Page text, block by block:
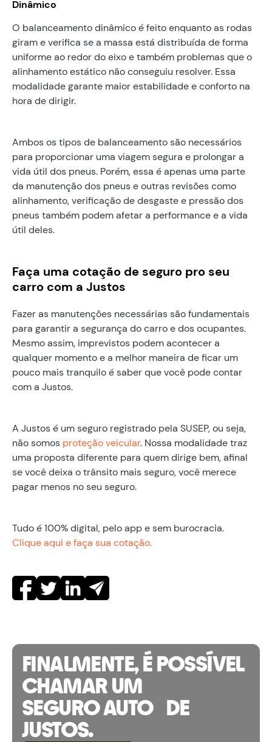
Dinâmico
O balanceamento dinâmico é feito enquanto as rodas
giram e verifica se a massa está distribuída de forma
uniforme ao redor do eixo e também problemas que o
alinhamento estático não conseguiu resolver. Essa
modalidade garante maior estabilidade e conforto na
hora de dirigir.
Ambos os tipos de balanceamento são necessários
para proporcionar uma viagem segura e prolongar a
vida útil dos pneus. Porém, essa é apenas uma parte
da manutenção dos pneus e outras revisões como
alinhamento, verificação de desgaste e pressão dos
pneus também podem afetar a performance e a vida
útil deles.
Faça uma cotação de seguro pro seu
carro com a Justos
Fazer as manutenções necessárias são fundamentais
para garantir a segurança do carro e dos ocupantes.
Mesmo assim, imprevistos podem acontecer a
qualquer momento e a melhor maneira de ficar um
pouco mais tranquilo é saber que você pode contar
com a Justos.
A Justos é um seguro registrado pela SUSEP, ou seja,
não somos proteção veicular. Nossa modalidade traz
uma proposta diferente para quem dirige bem, afinal
se você deixa o trânsito mais seguro, você merece
pagar menos no seu seguro.
Tudo é 100% digital, pelo app e sem burocracia.
Clique aqui e faça sua cotação.
FINALMENTE, É POSSÍVEL
CHAMAR UM
SEGURO AUTO DE
JUSTOS.